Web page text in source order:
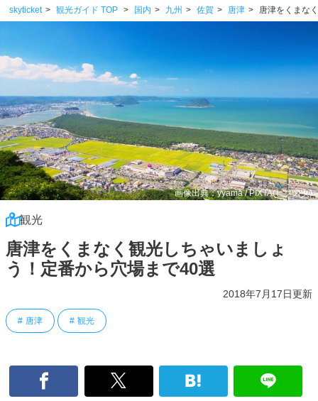
skyticket 観光ガイド TOP 国内 九州 佐賀 唐津 唐津をくまな
画像出典：yyama / PIXTA(ピクスタ)
観光
唐津をくまなく観光しちゃいましょ
う！定番から穴場まで40選
2018年7月17日更新
唐津 観光